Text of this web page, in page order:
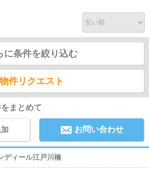
に条件を絞り込む
物件リクエスト
まとめて
お問い合わせ
ディール江戸川橋